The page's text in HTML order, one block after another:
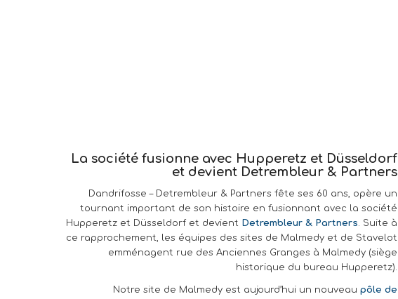
La société fusionne avec Hupperetz et Düsseldorf
et devient Detrembleur & Partners
Dandrifosse – Detrembleur & Partners fête ses 60 ans, opère un
tournant important de son histoire en fusionnant avec la société
Hupperetz et Düsseldorf et devient Detrembleur & Partners. Suite à
ce rapprochement, les équipes des sites de Malmedy et de Stavelot
emménagent rue des Anciennes Granges à Malmedy (siège
historique du bureau Hupperetz).
Notre site de Malmedy est aujourd’hui un nouveau pôle de